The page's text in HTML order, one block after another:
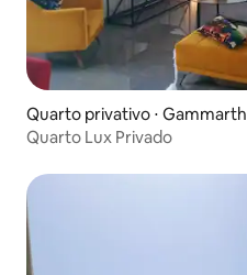
Quarto privativo ⋅ Gammarth
Quarto Lux Privado